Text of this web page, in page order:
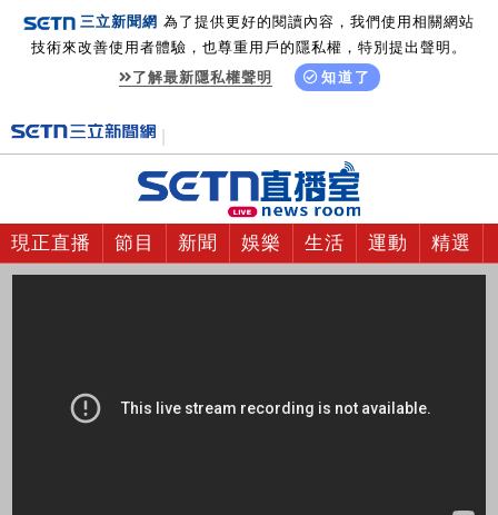
三立新聞網 為了提供更好的閱讀內容，我們使用相關網站
技術來改善使用者體驗，也尊重用戶的隱私權，特別提出聲明。
了解最新隱私權聲明
知道了
現正直播 節目 新聞 娛樂 生活 運動 精選